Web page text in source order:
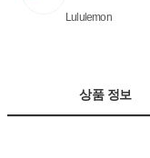
Lululemon
상품 정보